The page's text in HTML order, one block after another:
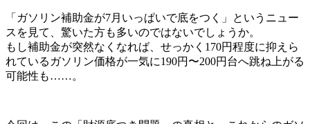
「ガソリン補助金が7月いっぱいで底をつく」というニュー
スを見て、驚いた方も多いのではないでしょうか。
もし補助金が突然なくなれば、せっかく170円程度に抑えら
れているガソリン価格が一気に190円〜200円台へ跳ね上がる
可能性も……。